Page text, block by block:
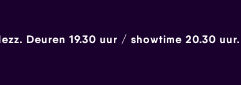
Deuren 19.30 uur / showtime 20.30 uur.